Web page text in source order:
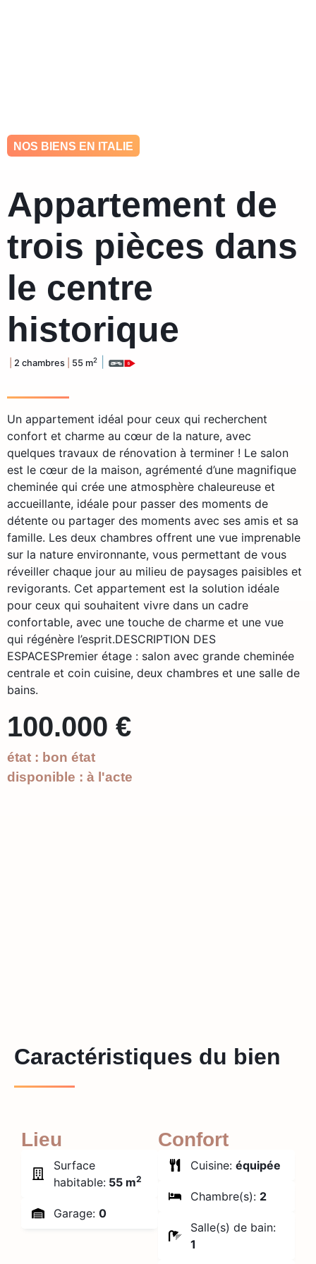
NOS BIENS EN ITALIE
Appartement de
trois pièces dans
le centre
historique
2 chambres 55 m2
Un appartement idéal pour ceux qui recherchent
confort et charme au cœur de la nature, avec
quelques travaux de rénovation à terminer ! Le salon
est le cœur de la maison, agrémenté d’une magnifique
cheminée qui crée une atmosphère chaleureuse et
accueillante, idéale pour passer des moments de
détente ou partager des moments avec ses amis et sa
famille. Les deux chambres offrent une vue imprenable
sur la nature environnante, vous permettant de vous
réveiller chaque jour au milieu de paysages paisibles et
revigorants. Cet appartement est la solution idéale
pour ceux qui souhaitent vivre dans un cadre
confortable, avec une touche de charme et une vue
qui régénère l’esprit.DESCRIPTION DES
ESPACESPremier étage : salon avec grande cheminée
centrale et coin cuisine, deux chambres et une salle de
bains.
100.000 €
état : bon état
disponible : à l'acte
Caractéristiques du bien
Lieu
Surface
habitable: 55 m2
Garage: 0
Confort
Cuisine: équipée
Chambre(s): 2
Salle(s) de bain:
1